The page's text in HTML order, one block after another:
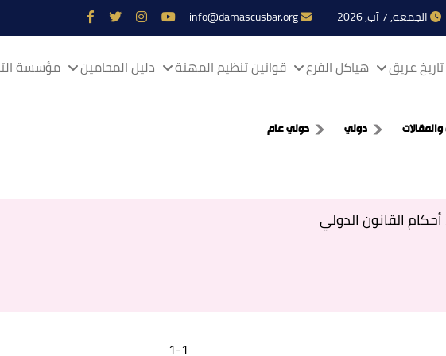
info@damascusbar.org الجمعة, 7 آب, 2026
تاريخ عريق هياكل الفرع قوانين تنظيم المهنة دليل المحامين مؤسسة
دولي دولي عام
القانون الدولي